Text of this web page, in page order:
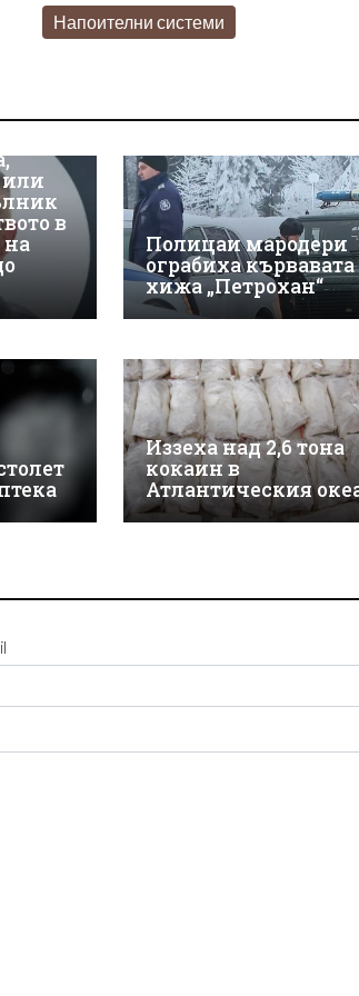
Напоителни системи
или
в
на
Полицаи мародери
ограбиха кървавата
хижа „Петрохан“
Иззеха над 2,6 тона
кокаин в
Атлантическия